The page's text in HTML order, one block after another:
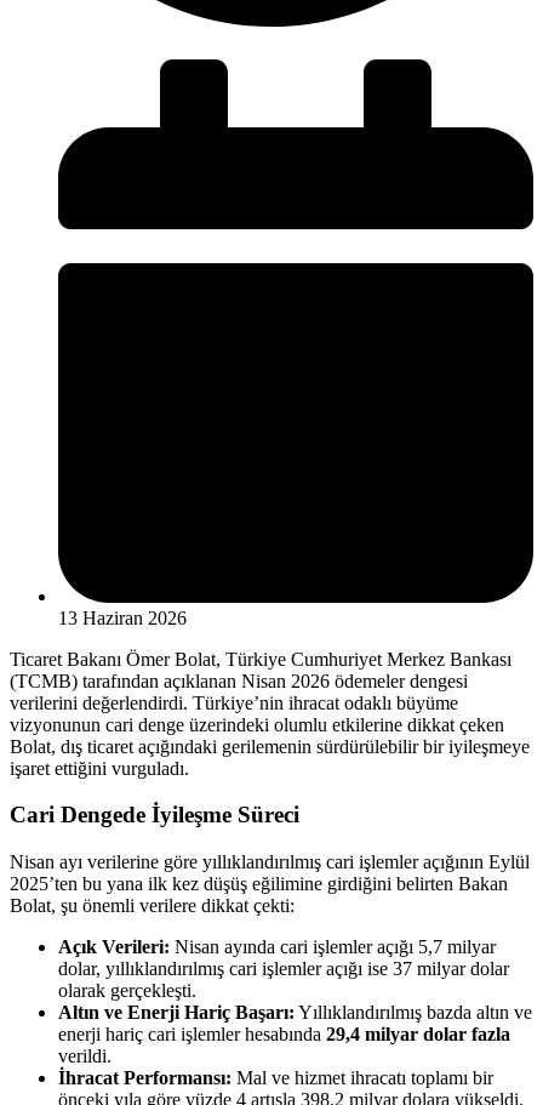
13 Haziran 2026
Ticaret Bakanı Ömer Bolat, Türkiye Cumhuriyet Merkez Bankası
(TCMB) tarafından açıklanan Nisan 2026 ödemeler dengesi
verilerini değerlendirdi. Türkiye’nin ihracat odaklı büyüme
vizyonunun cari denge üzerindeki olumlu etkilerine dikkat çeken
Bolat, dış ticaret açığındaki gerilemenin sürdürülebilir bir iyileşmeye
işaret ettiğini vurguladı.
Cari Dengede İyileşme Süreci
Nisan ayı verilerine göre yıllıklandırılmış cari işlemler açığının Eylül
2025’ten bu yana ilk kez düşüş eğilimine girdiğini belirten Bakan
Bolat, şu önemli verilere dikkat çekti:
Açık Verileri: Nisan ayında cari işlemler açığı 5,7 milyar
dolar, yıllıklandırılmış cari işlemler açığı ise 37 milyar dolar
olarak gerçekleşti.
Altın ve Enerji Hariç Başarı: Yıllıklandırılmış bazda altın ve
enerji hariç cari işlemler hesabında 29,4 milyar dolar fazla
verildi.
İhracat Performansı: Mal ve hizmet ihracatı toplamı bir
önceki yıla göre yüzde 4 artışla 398,2 milyar dolara yükseldi.